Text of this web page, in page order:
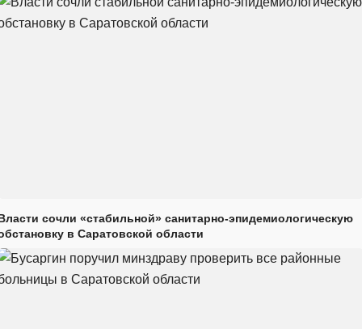
сочли «стабильной» санитарно-эпидемиологическую
в Саратовской области